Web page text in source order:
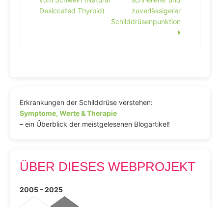
Desiccated Thyroid)
zuverlässigerer
Schilddrüsenpunktion
Erkrankungen der Schilddrüse verstehen:
Symptome, Werte & Therapie
– ein Überblick der meistgelesenen Blogartikel!
ÜBER DIESES WEBPROJEKT
2005 – 2025